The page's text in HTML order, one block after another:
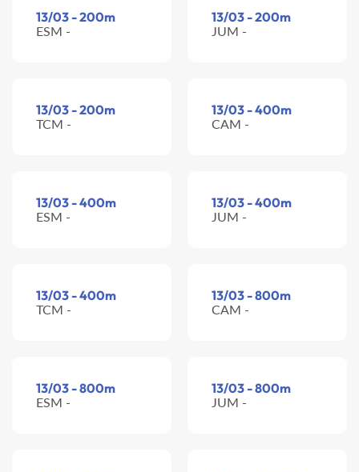
13/03 - 200m
ESM -
13/03 - 200m
JUM -
13/03 - 200m
TCM -
13/03 - 400m
CAM -
13/03 - 400m
ESM -
13/03 - 400m
JUM -
13/03 - 400m
TCM -
13/03 - 800m
CAM -
13/03 - 800m
ESM -
13/03 - 800m
JUM -